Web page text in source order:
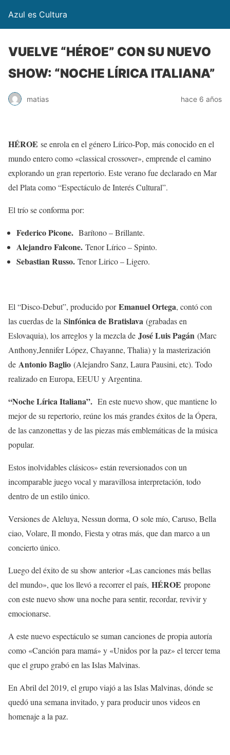
Azul es Cultura
VUELVE “HÉROE” CON SU NUEVO
SHOW: “NOCHE LÍRICA ITALIANA”
matias hace 6 años
HÉROE se enrola en el género Lírico-Pop, más conocido en el
mundo entero como «classical crossover», emprende el camino
explorando un gran repertorio. Este verano fue declarado en Mar
del Plata como “Espectáculo de Interés Cultural”.
El trío se conforma por:
Federico Picone. Barítono – Brillante.
Alejandro Falcone. Tenor Lírico – Spinto.
Sebastian Russo. Tenor Lirico – Ligero.
El “Disco-Debut”, producido porEmanuel Ortega, contó con
las cuerdas de la Sinfónica de Bratislava (grabadas en
Eslovaquia), los arreglos y la mezcla de José Luis Pagán (Marc
Anthony,Jennifer López, Chayanne, Thalia) y la masterización
de Antonio Baglio (Alejandro Sanz, Laura Pausini, etc). Todo
realizado en Europa, EEUU y Argentina.
“Noche Lírica Italiana”. En este nuevo show, que mantiene lo
mejor de su repertorio, reúne los más grandes éxitos de la Ópera,
de las canzonettas y de las piezas más emblemáticas de la música
popular.
Estos inolvidables clásicos» están reversionados con un
incomparable juego vocal y maravillosa interpretación, todo
dentro de un estilo único.
Versiones de Aleluya, Nessun dorma, O sole mío, Caruso, Bella
ciao, Volare, Il mondo, Fiesta y otras más, que dan marco a un
concierto único.
Luego del éxito de su show anterior «Las canciones más bellas
del mundo», que los llevó a recorrer el país, HÉROE propone
con este nuevo show una noche para sentir, recordar, revivir y
emocionarse.
A este nuevo espectáculo se suman canciones de propia autoría
como «Canción para mamá» y «Unidos por la paz» el tercer tema
que el grupo grabó en las Islas Malvinas.
En Abril del 2019, el grupo viajó a las Islas Malvinas, dónde se
quedó una semana invitado, y para producir unos videos en
homenaje a la paz.